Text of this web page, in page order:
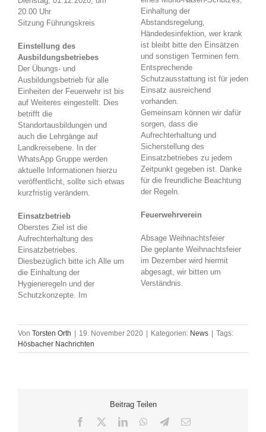
20.00 Uhr
Sitzung Führungskreis
Einstellung des
Ausbildungsbetriebes
Der Übungs- und
Ausbildungsbetrieb für alle
Einheiten der Feuerwehr ist bis
auf Weiteres eingestellt. Dies
betrifft die
Standortausbildungen und
auch die Lehrgänge auf
Landkreisebene. In der
WhatsApp Gruppe werden
aktuelle Informationen hierzu
veröffentlicht, sollte sich etwas
kurzfristig verändern.
Einsatzbetrieb
Oberstes Ziel ist die
Aufrechterhaltung des
Einsatzbetriebes.
Diesbezüglich bitte ich Alle um
die Einhaltung der
Hygieneregeln und der
Schutzkonzepte. Im
Einhaltung der
Abstandsregelung,
Händedesinfektion, wer krank
ist bleibt bitte den Einsätzen
und sonstigen Terminen fern.
Entsprechende
Schutzausstattung ist für jeden
Einsatz ausreichend
vorhanden.
Gemeinsam können wir dafür
sorgen, dass die
Aufrechterhaltung und
Sicherstellung des
Einsatzbetriebes zu jedem
Zeitpunkt gegeben ist. Danke
für die freundliche Beachtung
der Regeln.
Feuerwehrverein
Absage Weihnachtsfeier
Die geplante Weihnachtsfeier
im Dezember wird hiermit
abgesagt, wir bitten um
Verständnis.
Von Torsten Orth | 19. November 2020 | Kategorien: News | Tags:
Hösbacher Nachrichten
Beitrag Teilen
Facebook LinkedInWhatsApp
Telegram
E-